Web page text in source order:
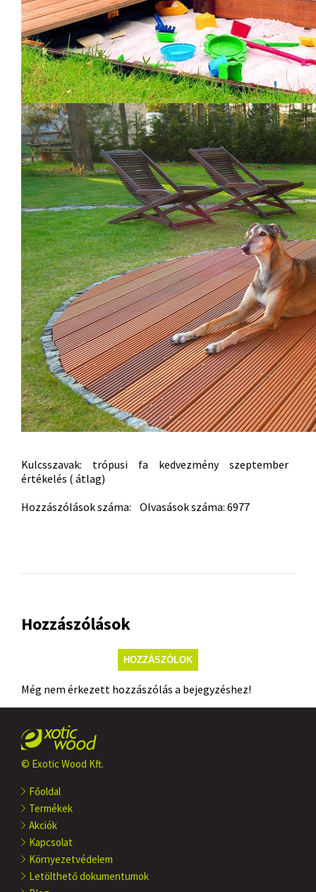
Kulcsszavak: trópusi fa kedvezmény
szeptember
értékelés ( átlag)
Hozzászólások száma: Olvasások száma: 6977
Hozzászólások
HOZZÁSZÓLOK
Még nem érkezett hozzászólás a bejegyzéshez!
© Exotic Wood Kft.
Főoldal
Termékek
Akciók
Kapcsolat
Környezetvédelem
Letölthető dokumentumok